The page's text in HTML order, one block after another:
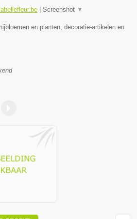
Screenshot ▼
en planten, decoratie-artikelen en